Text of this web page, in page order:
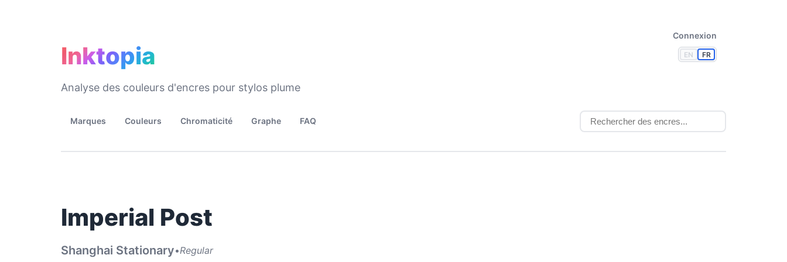
EN FR
Connexion
Inktopia
Analyse des couleurs d'encres pour stylos plume
Marques Couleurs Chromaticité Graphe FAQ
Imperial Post
Shanghai Stationary•Regular